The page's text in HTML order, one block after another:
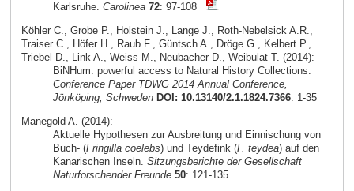
Karlsruhe. Carolinea 72: 97-108
Köhler C., Grobe P., Holstein J., Lange J., Roth-Nebelsick A.R.,
Traiser C., Höfer H., Raub F., Güntsch A., Dröge G., Kelbert P.,
Triebel D., Link A., Weiss M., Neubacher D., Weibulat T. (2014):
BiNHum: powerful access to Natural History Collections.
Conference Paper TDWG 2014 Annual Conference,
Jönköping, Schweden DOI: 10.13140/2.1.1824.7366: 1-35
Manegold A. (2014):
Aktuelle Hypothesen zur Ausbreitung und Einnischung von
Buch- (Fringilla coelebs) und Teydefink (F. teydea) auf den
Kanarischen Inseln. Sitzungsberichte der Gesellschaft
Naturforschender Freunde 50: 121-135